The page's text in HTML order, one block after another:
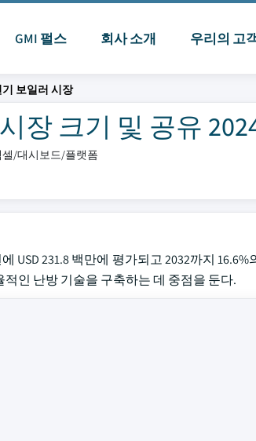
GMI 펄스 회사 소개 우리의 고
보일러 시장
장 크기 및 공유
셀/대시보드/플랫폼
USD 231.8 백만에 평가되고 2032까지
인 난방 기술을 구축하는 데 중점을 둔다.